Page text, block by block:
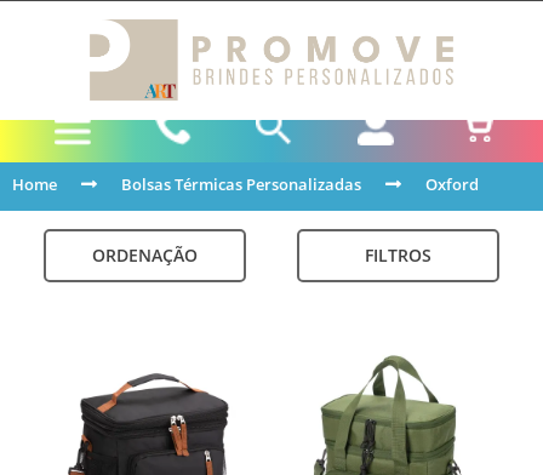
Home Bolsas Térmicas Personalizadas Oxford
ORDENAÇÃO FILTROS